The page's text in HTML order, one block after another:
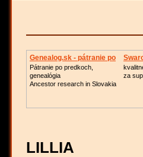
Genealog.sk - pátranie po
Pátranie po predkoch,
genealógia
Ancestor research in Slovakia
za
LILLIA